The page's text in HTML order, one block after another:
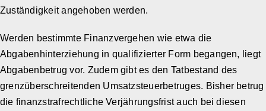
Zuständigkeit angehoben werden.
Werden bestimmte Finanzvergehen wie etwa die
Abgabenhinterziehung in qualifizierter Form begangen, liegt
Abgabenbetrug vor. Zudem gibt es den Tatbestand des
grenzüberschreitenden Umsatzsteuerbetruges. Bisher betrug
die finanzstrafrechtliche Verjährungsfrist auch bei diesen